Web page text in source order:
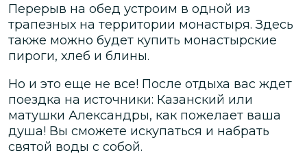
Перерыв на обед устроим в одной из
трапезных на территории монастыря. Здесь
также можно будет купить монастырские
пироги, хлеб и блины.
Но и это еще не все! После отдыха вас ждет
поездка на источники: Казанский или
матушки Александры, как пожелает ваша
душа! Вы сможете искупаться и набрать
святой воды с собой.